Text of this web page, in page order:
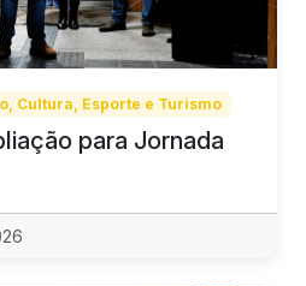
Cultura, Esporte e Turismo
para Jornada